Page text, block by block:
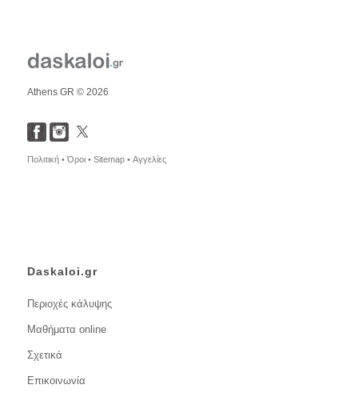
Athens GR © 2026
Πολιτική •Όροι • Sitemap • Αγγελίες
Daskaloi.gr
Περιοχές κάλυψης
Μαθήματα online
Σχετικά
Επικοινωνία